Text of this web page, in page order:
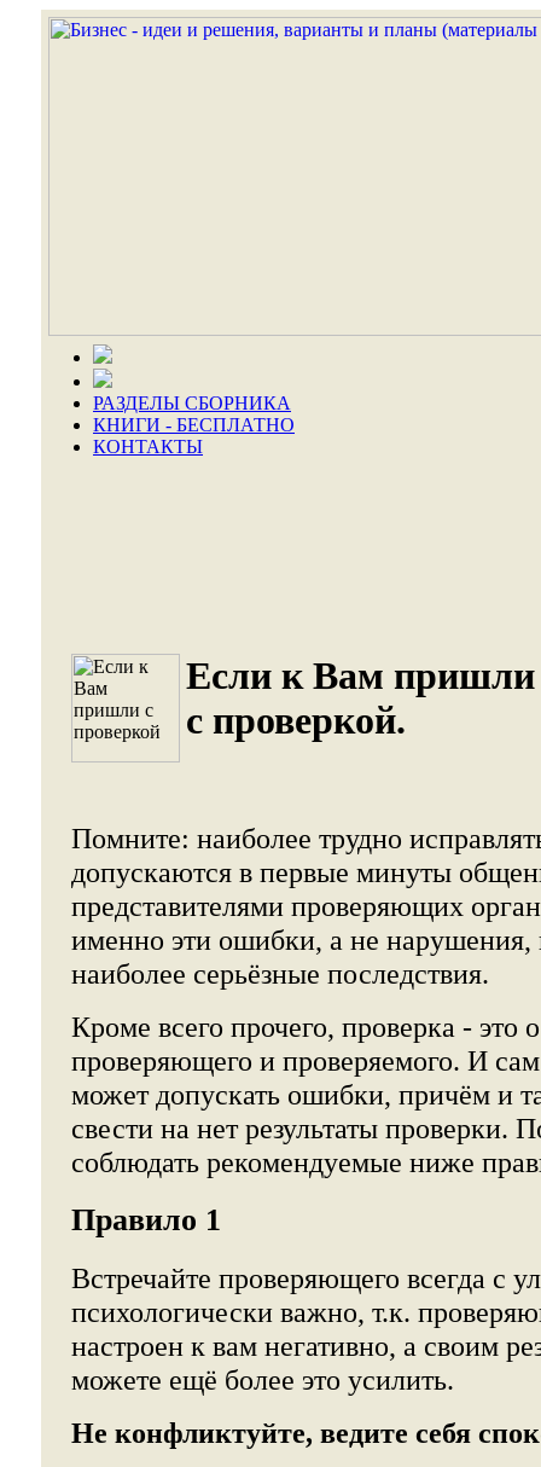
РАЗДЕЛЫ СБОРНИКА
КНИГИ - БЕСПЛАТНО
КОНТАКТЫ
Если к Вам пришли
с проверкой.
Помните: наиболее трудно
допускаются в первые минуты
представителями проверяющих
именно эти ошибки, а не нарушения,
наиболее серьёзные последствия.
Кроме всего прочего, проверка - это
проверяющего и проверяемого. И
может допускать ошибки, причём и
свести на нет результаты проверки.
соблюдать рекомендуемые ниже
Правило 1
Встречайте проверяющего всегда с
психологически важно, т.к.
настроен к вам негативно, а своим
можете ещё более это усилить.
Не конфликтуйте, ведите себя